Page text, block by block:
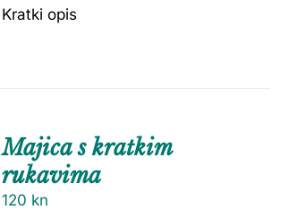
Kratki opis
Majica s kratkim
rukavima
120 kn